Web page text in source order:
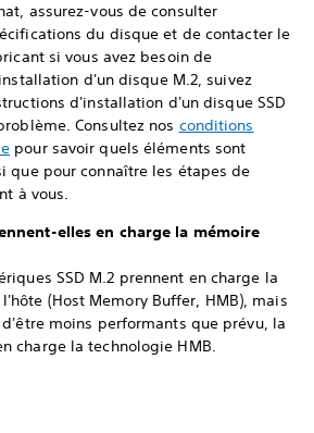
assurez-vous de consulter
du disque et de contacter le
si vous avez besoin de
d'un disque M.2, suivez
d'installation d'un disque SSD
Consultez nos conditions
pour savoir quels éléments sont
que pour connaître les étapes de
à vous.
elles en charge la mémoire
SSD M.2 prennent en charge la
(Host Memory Buffer, HMB), mais
moins performants que prévu, la
charge la technologie HMB.